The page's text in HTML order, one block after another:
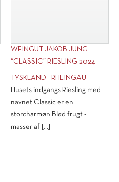
WEINGUT JAKOB JUNG
“CLASSIC” RIESLING 2024
TYSKLAND - RHEINGAU
Husets indgangs Riesling med
navnet Classic er en
storcharmør: Blød frugt -
masser af [...]